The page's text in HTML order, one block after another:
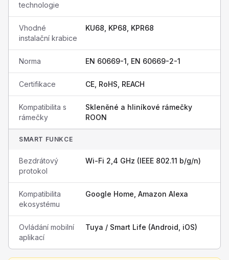
technologie
Vhodné
instalační krabice
KU68, KP68, KPR68
Norma EN 60669-1, EN 60669-2-1
Certifikace CE, RoHS, REACH
Kompatibilita s
rámečky
Skleněné a hliníkové rámečky
ROON
SMART FUNKCE
Bezdrátový
protokol
Wi-Fi 2,4 GHz (IEEE 802.11 b/g/n)
Kompatibilita
ekosystému
Google Home, Amazon Alexa
Ovládání mobilní
aplikací
Tuya / Smart Life (Android, iOS)